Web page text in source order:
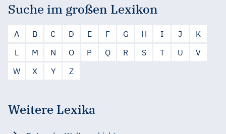
Suche im großen Lexikon
A B C D E F G H I J
K
L
M N O P Q R S T U
V
W
X Y Z
Weitere Lexika